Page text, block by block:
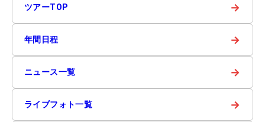
ツアーTOP →
年間日程 →
ニュース一覧 →
ライブフォト一覧 →